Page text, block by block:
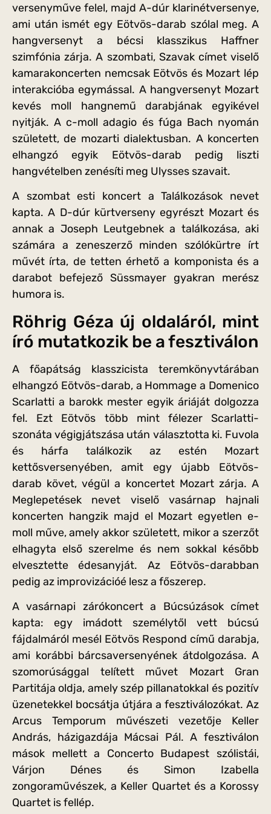
versenyműve felel, majd A-dúr klarinétversenye,
ami után ismét egy Eötvös-darab szólal meg. A
hangversenyt a bécsi klasszikus Haffner
szimfónia zárja. A szombati, Szavak címet viselő
kamarakoncerten nemcsak Eötvös és Mozart lép
interakcióba egymással. A hangversenyt Mozart
kevés moll hangnemű darabjának egyikével
nyitják. A c-moll adagio és fúga Bach nyomán
született, de mozarti dialektusban. A koncerten
elhangzó egyik Eötvös-darab pedig liszti
hangvételben zenésíti meg Ulysses szavait.
A szombat esti koncert a Találkozások nevet
kapta. A D-dúr kürtverseny egyrészt Mozart és
annak a Joseph Leutgebnek a találkozása, aki
számára a zeneszerző minden szólókürtre írt
művét írta, de tetten érhető a komponista és a
darabot befejező Süssmayer gyakran merész
humora is.
Röhrig Géza új oldaláról, mint
író mutatkozik be a fesztiválon
A főapátság klasszicista teremkönyvtárában
elhangzó Eötvös-darab, a Hommage a Domenico
Scarlatti a barokk mester egyik áriáját dolgozza
fel. Ezt Eötvös több mint félezer Scarlatti-
szonáta végigjátszása után választotta ki. Fuvola
és hárfa találkozik az estén Mozart
kettősversenyében, amit egy újabb Eötvös-
darab követ, végül a koncertet Mozart zárja. A
Meglepetések nevet viselő vasárnap hajnali
koncerten hangzik majd el Mozart egyetlen e-
moll műve, amely akkor született, mikor a szerzőt
elhagyta első szerelme és nem sokkal később
elvesztette édesanyját. Az Eötvös-darabban
pedig az improvizációé lesz a főszerep.
A vasárnapi zárókoncert a Búcsúzások címet
kapta: egy imádott személytől vett búcsú
fájdalmáról mesél Eötvös Respond című darabja,
ami korábbi bárcsaversenyének átdolgozása. A
szomorúsággal telített művet Mozart Gran
Partitája oldja, amely szép pillanatokkal és pozitív
üzenetekkel bocsátja útjára a fesztiválozókat. Az
Arcus Temporum művészeti vezetője Keller
András, házigazdája Mácsai Pál. A fesztiválon
mások mellett a Concerto Budapest szólistái,
Várjon Dénes és Simon Izabella
zongoraművészek, a Keller Quartet és a Korossy
Quartet is fellép.